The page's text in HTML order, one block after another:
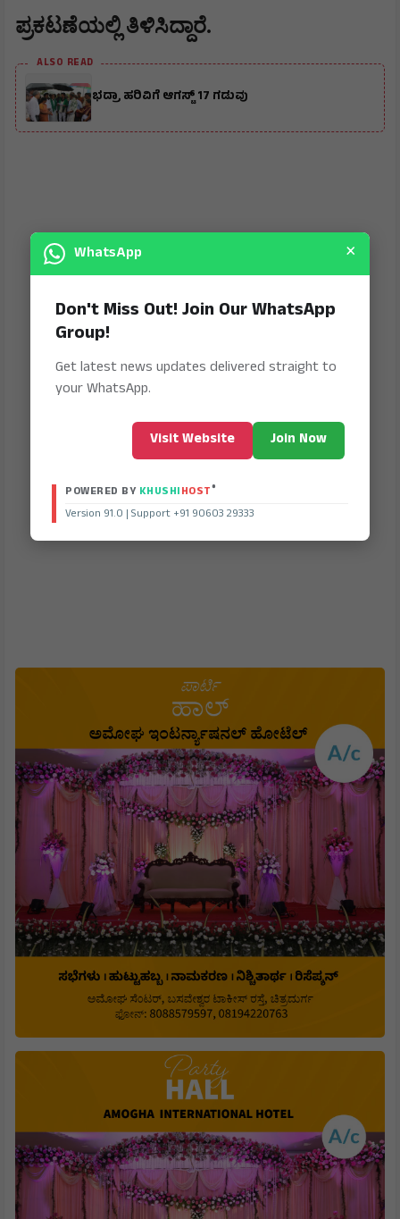
ಪ್ರಕಟಣೆಯಲ್ಲಿ ತಿಳಿಸಿದ್ದಾರೆ.
ALSO READ
ಭದ್ರಾ ಹರಿವಿಗೆ ಆಗಸ್ಟ್ 17 ಗಡುವು
WhatsApp ×
Don't Miss Out! Join Our WhatsApp
Group!
Get latest news updates delivered straight to
your WhatsApp.
Visit Website Join Now
POWERED BY KHUSHIHOST®
Version 91.0 | Support +91 90603 29333